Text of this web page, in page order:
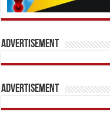
Advertisement
Advertisement